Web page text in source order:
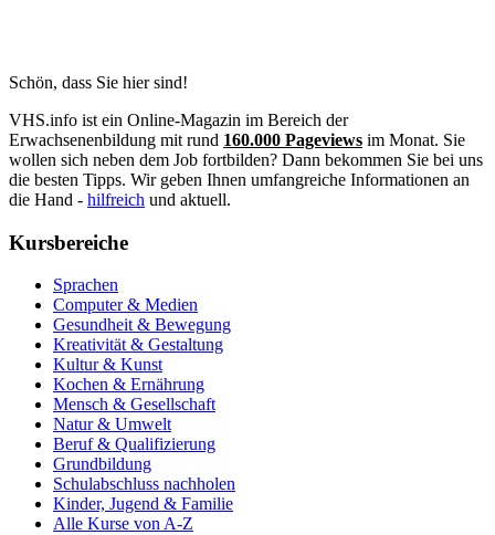
Schön, dass Sie hier sind!
VHS.info ist ein Online-Magazin im Bereich der
Erwachsenenbildung mit rund 160.000 Pageviews im Monat. Sie
wollen sich neben dem Job fortbilden? Dann bekommen Sie bei uns
die besten Tipps. Wir geben Ihnen umfangreiche Informationen an
die Hand - hilfreich und aktuell.
Kursbereiche
Sprachen
Computer & Medien
Gesundheit & Bewegung
Kreativität & Gestaltung
Kultur & Kunst
Kochen & Ernährung
Mensch & Gesellschaft
Natur & Umwelt
Beruf & Qualifizierung
Grundbildung
Schulabschluss nachholen
Kinder, Jugend & Familie
Alle Kurse von A-Z